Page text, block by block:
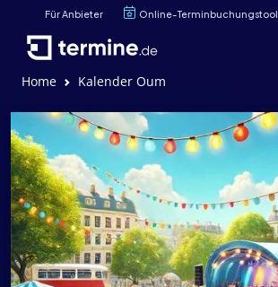
Für Anbieter Online-Terminbuchungstool
Home Kalender Oum